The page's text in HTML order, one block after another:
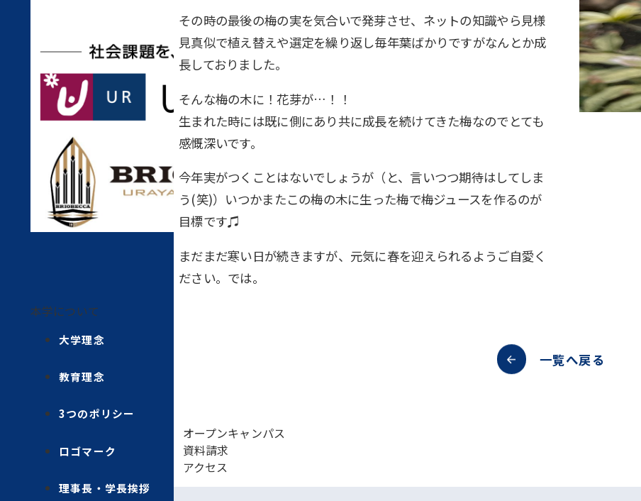
本学について
大学理念
教育理念
3つのポリシー
ロゴマーク
理事長・学長挨拶
その時の最後の梅の実を気合いで発芽させ、ネットの知識やら見様
見真似で植え替えや選定を繰り返し毎年葉ばかりですがなんとか成
長しておりました。
そんな梅の木に！花芽が…！！
生まれた時には既に側にあり共に成長を続けてきた梅なのでとても
感慨深いです。
今年実がつくことはないでしょうが（と、言いつつ期待はしてしま
う(笑)）いつかまたこの梅の木に生った梅で梅ジュースを作るのが
目標です♫
まだまだ寒い日が続きますが、元気に春を迎えられるようご自愛く
ださい。では。
一覧へ戻る
オープンキャンパス
資料請求
アクセス